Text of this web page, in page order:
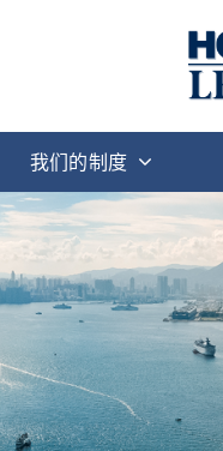
我们的制度